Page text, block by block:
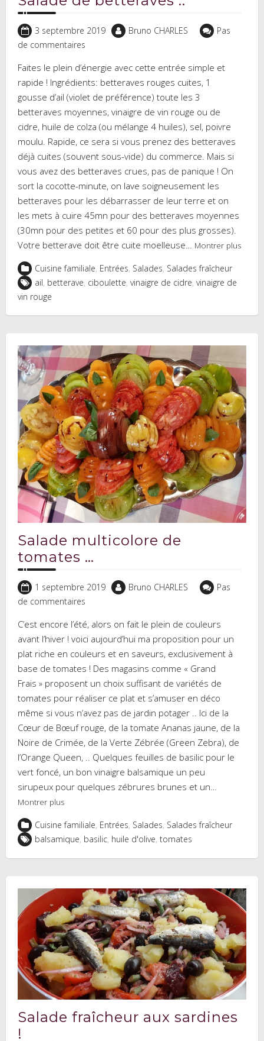
3 septembre 2019 Bruno CHARLES
Pas
de commentaires
Faites le plein d’énergie avec cette entrée simple et
rapide ! Ingrédients: betteraves rouges cuites, 1
gousse d’ail (violet de préférence) toute les 3
betteraves moyennes, vinaigre de vin rouge ou de
cidre, huile de colza (ou mélange 4 huiles), sel, poivre
moulu. Rapide, ce sera si vous prenez des betteraves
déjà cuites (souvent sous-vide) du commerce. Mais si
vous avez des betteraves crues, pas de panique ! On
sort la cocotte-minute, on lave soigneusement les
betteraves pour les débarrasser de leur terre et on
les mets à cuire 45mn pour des betteraves moyennes
(30mn pour des petites et 60 pour des plus grosses).
Votre betterave doit être cuite moelleuse…
Montrer plus
Cuisine familiale, Entrées, Salades, Salades fraîcheur
ail, betterave, ciboulette, vinaigre de cidre, vinaigre de
vin rouge
Salade multicolore de
tomates …
1 septembre 2019 Bruno CHARLES
Pas
de commentaires
C’est encore l’été, alors on fait le plein de couleurs
avant l’hiver ! voici aujourd’hui ma proposition pour un
plat riche en couleurs et en saveurs, exclusivement à
base de tomates ! Des magasins comme « Grand
Frais » proposent un choix suffisant de variétés de
tomates pour réaliser ce plat et s’amuser en déco
même si vous n’avez pas de jardin potager .. Ici de la
Cœur de Bœuf rouge, de la tomate Ananas jaune, de la
Noire de Crimée, de la Verte Zébrée (Green Zebra), de
l’Orange Queen, .. Quelques feuilles de basilic pour le
vert foncé, un bon vinaigre balsamique un peu
sirupeux pour quelques zébrures brunes et un…
Montrer plus
Cuisine familiale, Entrées, Salades, Salades fraîcheur
balsamique, basilic, huile d'olive, tomates
Salade fraîcheur aux sardines
!